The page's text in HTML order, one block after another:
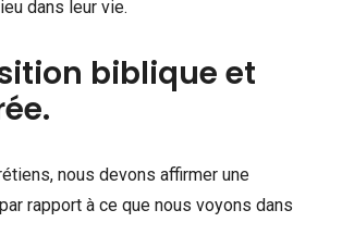
dans leur vie.
biblique et
nous devons affirmer une
rapport à ce que nous voyons dans